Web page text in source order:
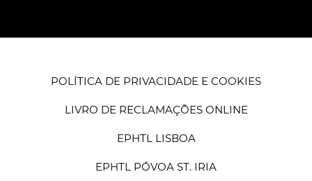
POLÍTICA DE PRIVACIDADE E COOKIES
LIVRO DE RECLAMAÇÕES ONLINE
EPHTL LISBOA
EPHTL PÓVOA ST. IRIA